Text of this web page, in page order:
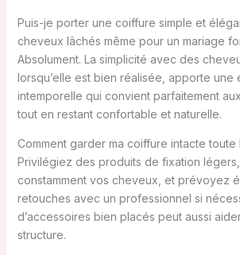
Puis-je porter une coiffure simple et
cheveux lâchés même pour un mariage
Absolument. La simplicité avec des
lorsqu’elle est bien réalisée, apporte une
intemporelle qui convient parfaitement
tout en restant confortable et naturelle.
Comment garder ma coiffure intacte toute
Privilégiez des produits de fixation
constamment vos cheveux, et prévoyez
retouches avec un professionnel si
d’accessoires bien placés peut aussi
structure.